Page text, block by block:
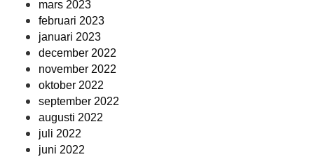
mars 2023
februari 2023
januari 2023
december 2022
november 2022
oktober 2022
september 2022
augusti 2022
juli 2022
juni 2022